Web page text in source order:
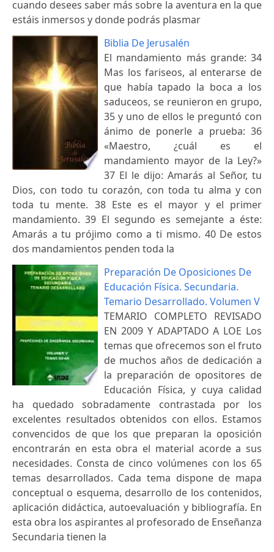
cuando desees saber más sobre la aventura en la que
estáis inmersos y donde podrás plasmar
Biblia De Jerusalén
El mandamiento más grande: 34
Mas los fariseos, al enterarse de
que había tapado la boca a los
saduceos, se reunieron en grupo,
35 y uno de ellos le preguntó con
ánimo de ponerle a prueba: 36
«Maestro, ¿cuál es el
mandamiento mayor de la Ley?»
37 El le dijo: Amarás al Señor, tu
Dios, con todo tu corazón, con toda tu alma y con
toda tu mente. 38 Este es el mayor y el primer
mandamiento. 39 El segundo es semejante a éste:
Amarás a tu prójimo como a ti mismo. 40 De estos
dos mandamientos penden toda la
Preparación De Oposiciones De
Educación Física. Secundaria.
Temario Desarrollado. Volumen V
TEMARIO COMPLETO REVISADO
EN 2009 Y ADAPTADO A LOE Los
temas que ofrecemos son el fruto
de muchos años de dedicación a
la preparación de opositores de
Educación Física, y cuya calidad
ha quedado sobradamente contrastada por los
excelentes resultados obtenidos con ellos. Estamos
convencidos de que los que preparan la oposición
encontrarán en esta obra el material acorde a sus
necesidades. Consta de cinco volúmenes con los 65
temas desarrollados. Cada tema dispone de mapa
conceptual o esquema, desarrollo de los contenidos,
aplicación didáctica, autoevaluación y bibliografía. En
esta obra los aspirantes al profesorado de Enseñanza
Secundaria tienen la